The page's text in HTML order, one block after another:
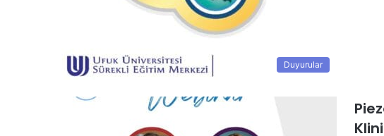
Duyurular